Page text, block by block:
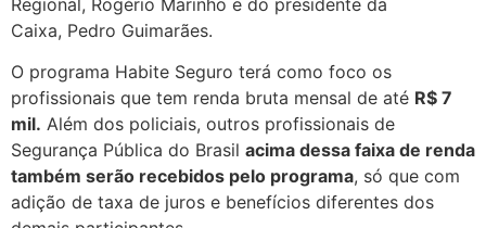
Caixa, Pedro Guimarães.
O programa Habite Seguro terá como foco os
profissionais que tem renda bruta mensal de até R$ 7
mil. Além dos policiais, outros profissionais de
Segurança Pública do Brasil acima dessa faixa de renda
também serão recebidos pelo programa, só que com
adição de taxa de juros e benefícios diferentes dos